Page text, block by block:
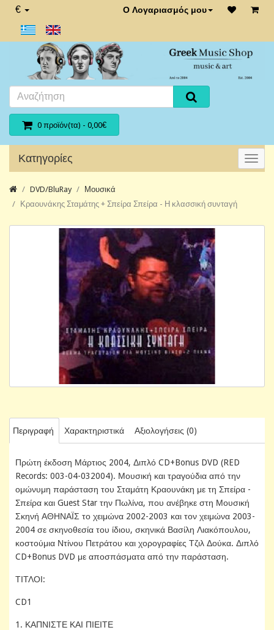
€ Ο Λογαριασμός μου
0 προϊόν(τα) - 0,00€
Κατηγορίες
DVD/BluRay
Μουσικά
Κραουνάκης Σταμάτης + Σπείρα Σπείρα - Η κλασσική συνταγή
Περιγραφή Χαρακτηριστικά Αξιολογήσεις (0)
Πρώτη έκδοση Μάρτιος 2004, Διπλό CD+Bonus DVD (RED
Records: 003-04-032004). Μουσική και τραγούδια από την
ομώνυμη παράσταση του Σταμάτη Κραουνάκη με τη Σπείρα -
Σπείρα και Guest Star την Πωλίνα, που ανέβηκε στη Μουσική
Σκηνή ΑΘΗΝΑΪΣ το χειμώνα 2002-2003 και τον χειμώνα 2003-
2004 σε σκηνοθεσία του ίδιου, σκηνικά Βασίλη Λιακόπουλου,
κοστούμια Ντίνου Πετράτου και χορογραφίες Τζιλ Δούκα. Διπλό
CD+Bonus DVD με αποσπάσματα από την παράσταση.
ΤΙΤΛΟΙ:
CD1
1. ΚΑΠΝΙΣΤΕ ΚΑΙ ΠΙΕΙΤΕ